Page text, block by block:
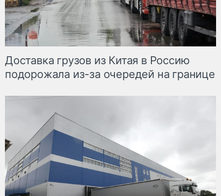
Доставка грузов из Китая в Россию
подорожала из-за очередей на границе